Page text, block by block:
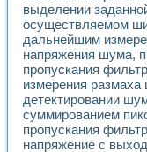
выделении
осуществляемом
дальнейшим
напряжения шума,
пропускания
измерения
детектировании
суммированием
пропускания
напряжение с